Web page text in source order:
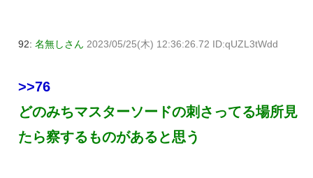
92: 名無しさん 2023/05/25(木) 12:36:26.72 ID:qUZL3tWdd
>>76
どのみちマスターソードの刺さってる場所見
たら察するものがあると思う